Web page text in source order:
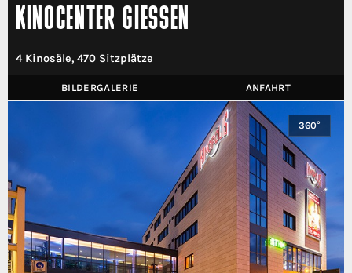
KINOCENTER GIESSEN
4 Kinosäle, 470 Sitzplätze
BILDERGALERIE ANFAHRT
360°